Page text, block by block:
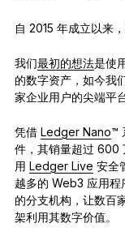
自 2015 年成立以来
我们最初的想法是使
的数字资产，如今我
家企业用户的尖端平台
凭借 Ledger Nano™
件，其销量超过 600
用 Ledger Live 安全
越多的 Web3 应用程
的分支机构，让数百
架利用其数字价值。